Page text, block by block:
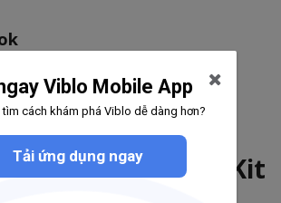
của bạn
Viblo Mobile App
tìm cách khám phá Viblo dễ dàng hơn?
Tải ứng dụng ngay